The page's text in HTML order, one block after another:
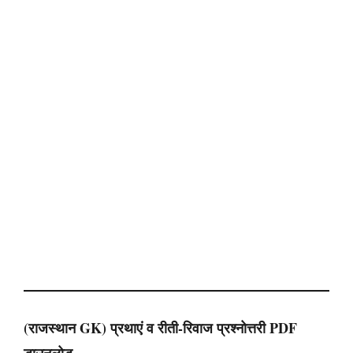
(राजस्थान GK)प्रथाएं व रीती-रिवाजप्रश्नोत्तरी PDF